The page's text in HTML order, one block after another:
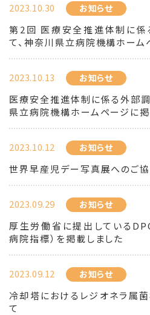
2023.10.30 お知らせ
第2回 医療安全推進体制に係
て、神奈川県立病院機構ホーム
2023.10.13 お知らせ
医療安全推進体制に係る外部
県立病院機構ホームページに
2023.10.12 お知らせ
世界早産児デー写真展へのご
2023.09.29 お知らせ
厚生労働省に提出している
病院指標）を掲載しました
2023.09.12 お知らせ
冷却塔におけるレジオネラ属
て